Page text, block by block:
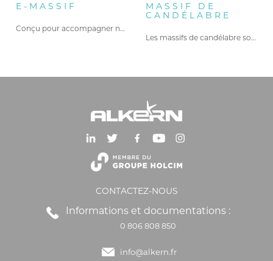
E-MASSIF
Conçu pour accompagner nos clients…
MASSIF DE
CANDÉLABRE
Les massifs de candélabre sont…
CONTACTEZ-NOUS
Informations et documentations :
0 806 808 850
info@alkern.fr